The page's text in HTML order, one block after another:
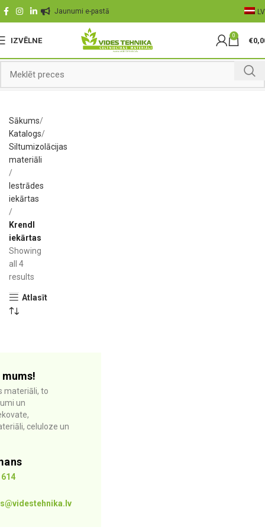
Jaunumi e-pastā LV
IZVĒLNE
0
€
Sākums
Katalogs
Siltumizolācijas
materiāli
Iestrādes
iekārtas
Krendl
iekārtas
Showing
all 4
results
Atlasīt
materiāli, to
un
celuloze un